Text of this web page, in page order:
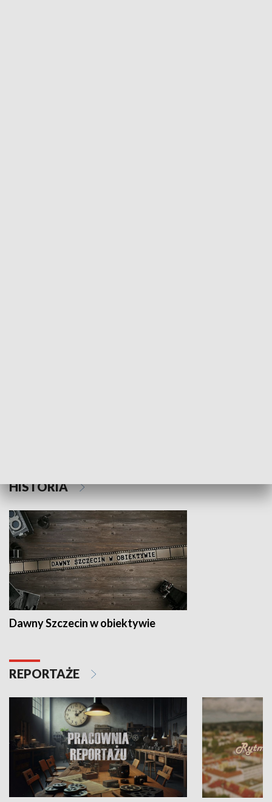
HISTORIA
Dawny Szczecin w obiektywie
REPORTAŻE